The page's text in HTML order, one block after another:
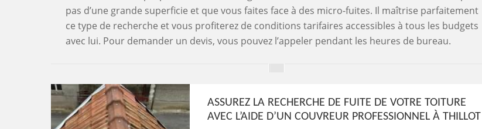
pas d’une grande superficie et que vous faites face à des micro-fuites. Il maîtrise parfaitement
ce type de recherche et vous profiterez de conditions tarifaires accessibles à tous les budgets
avec lui. Pour demander un devis, vous pouvez l’appeler pendant les heures de bureau.
ASSUREZ LA RECHERCHE DE FUITE DE VOTRE TOITURE
AVEC L’AIDE D’UN COUVREUR PROFESSIONNEL À THILLOT